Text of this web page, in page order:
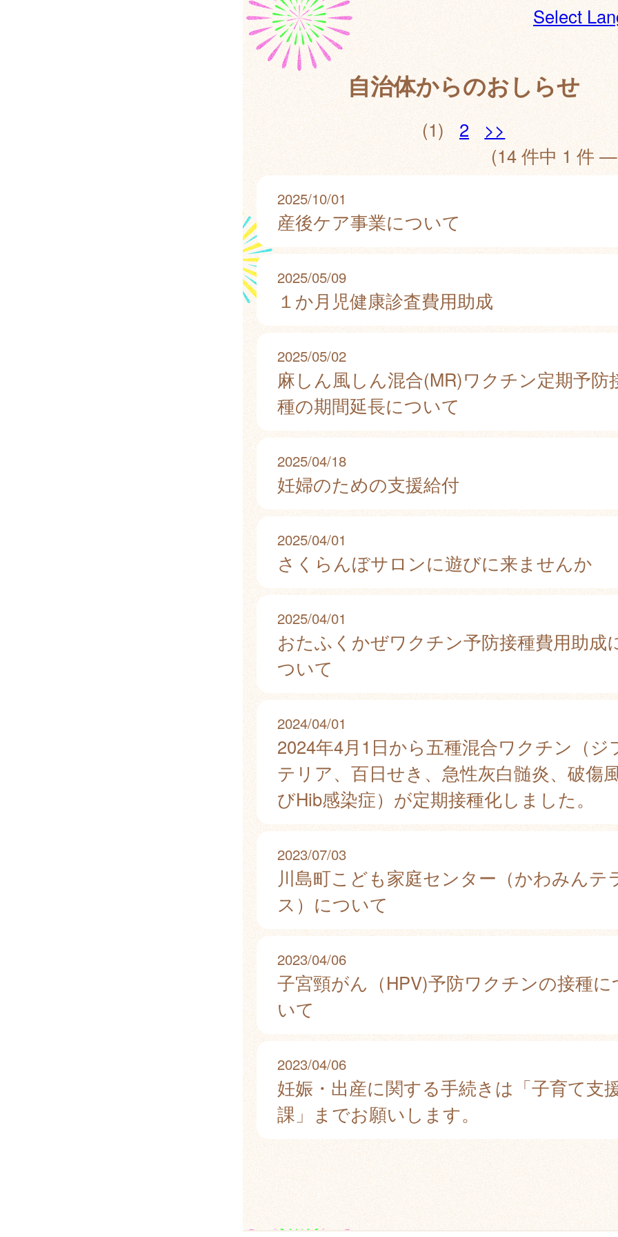
Select
自治体からのおしらせ
(1) 2
>>
(14 件中 1 件
2025/10/01
産後ケア事業について
2025/05/09
１か月児健康診査費用助成
2025/05/02
麻しん風しん混合(MR)ワクチン定期予防
種の期間延長について
2025/04/18
妊婦のための支援給付
2025/04/01
さくらんぼサロンに遊びに来ませんか
2025/04/01
おたふくかぜワクチン予防接種費用助成
ついて
2024/04/01
2024年4月1日から五種混合ワクチン（ジ
テリア、百日せき、急性灰白髄炎、破傷
びHib感染症）が定期接種化しました。
2023/07/03
川島町こども家庭センター（かわみんテ
ス）について
2023/04/06
子宮頸がん（HPV)予防ワクチンの接種に
いて
2023/04/06
妊娠・出産に関する手続きは「子育て支
課」までお願いします。